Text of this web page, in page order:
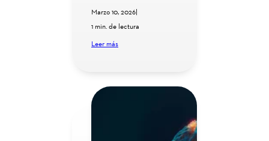
Marzo 10, 2026
1 min. de lectura
Leer más